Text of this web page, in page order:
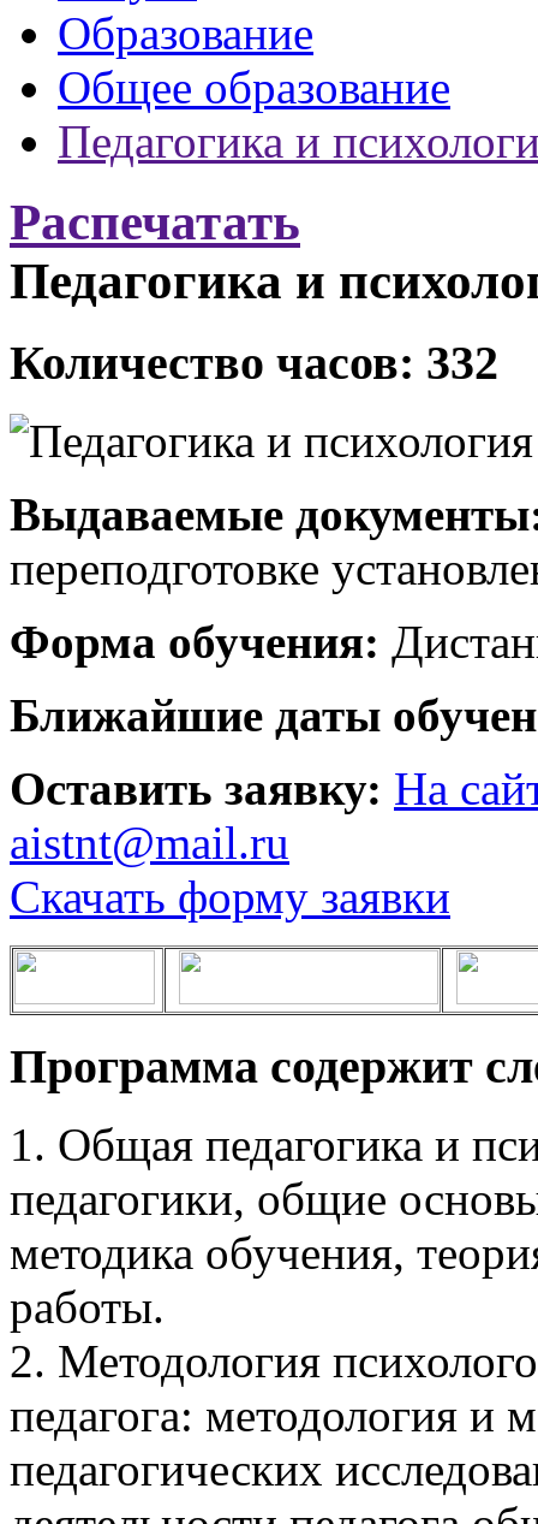
Образование
Общее образование
Педагогика и
Распечатать
Педагогика и
Количество часов: 332
Выдаваемые
переподготовке
Форма обучения:
Ближайшие даты
Оставить заявку: На
aistnt@mail.ru
Скачать форму заявки
Программа содержит
1. Общая педагогика и
педагогики, общие
методика обучения,
работы.
2. Методология
педагога: методология и
педагогических